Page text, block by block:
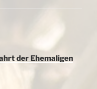
der Ehemaligen